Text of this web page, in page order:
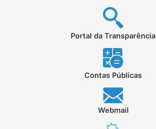
Portal da Transparência
Contas Públicas
Webmail